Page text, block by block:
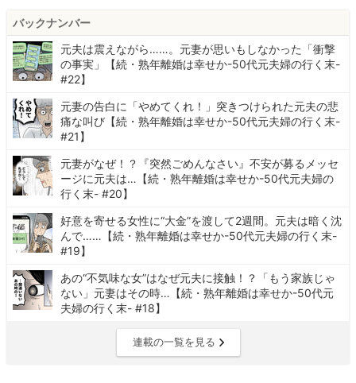
バックナンバー
元夫は震えながら……。元妻が思いもしなかった「衝撃
の事実」【続・熟年離婚は幸せか-50代元夫婦の行く末-
#22】
元妻の告白に「やめてくれ！」突きつけられた元夫の悲
痛な叫び【続・熟年離婚は幸せか-50代元夫婦の行く末-
#21】
元妻がなぜ！？『突然ごめんなさい』不安が募るメッセ
ージに元夫は…【続・熟年離婚は幸せか-50代元夫婦の
行く末- #20】
好意を寄せる女性に“大金”を渡して2週間。元夫は暗く沈
んで……【続・熟年離婚は幸せか-50代元夫婦の行く末-
#19】
あの“不気味な女”はなぜ元夫に接触！？「もう家族じゃ
ない」元妻はその時…【続・熟年離婚は幸せか-50代元
夫婦の行く末- #18】
連載の一覧を見る